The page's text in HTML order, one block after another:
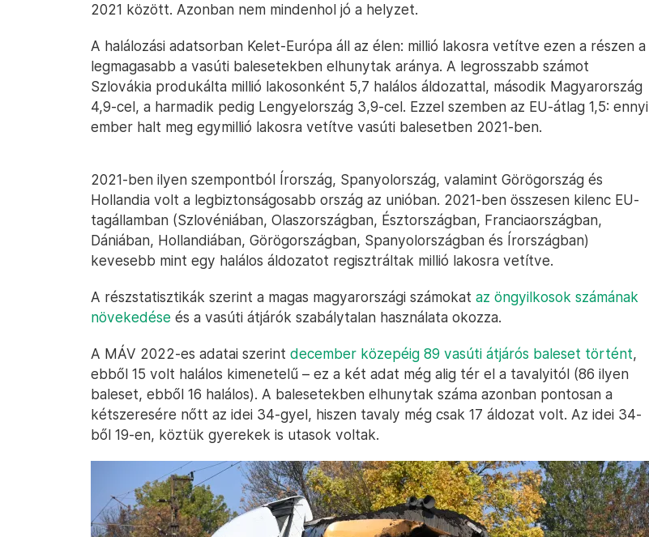
2021 között. Azonban nem mindenhol jó a helyzet.
A halálozási adatsorban Kelet-Európa áll az élen: millió lakosra vetítve ezen a részen a
legmagasabb a vasúti balesetekben elhunytak aránya. A legrosszabb számot
Szlovákia produkálta millió lakosonként 5,7 halálos áldozattal, második Magyarország
4,9-cel, a harmadik pedig Lengyelország 3,9-cel. Ezzel szemben az EU-átlag 1,5: ennyi
ember halt meg egymillió lakosra vetítve vasúti balesetben 2021-ben.
2021-ben ilyen szempontból Írország, Spanyolország, valamint Görögország és
Hollandia volt a legbiztonságosabb ország az unióban. 2021-ben összesen kilenc EU-
tagállamban (Szlovéniában, Olaszországban, Észtországban, Franciaországban,
Dániában, Hollandiában, Görögországban, Spanyolországban és Írországban)
kevesebb mint egy halálos áldozatot regisztráltak millió lakosra vetítve.
A részstatisztikák szerint a magas magyarországi számokat az öngyilkosok számának
növekedése és a vasúti átjárók szabálytalan használata okozza.
A MÁV 2022-es adatai szerint december közepéig 89 vasúti átjárós baleset történt,
ebből 15 volt halálos kimenetelű – ez a két adat még alig tér el a tavalyitól (86 ilyen
baleset, ebből 16 halálos). A balesetekben elhunytak száma azonban pontosan a
kétszeresére nőtt az idei 34-gyel, hiszen tavaly még csak 17 áldozat volt. Az idei 34-
ből 19-en, köztük gyerekek is utasok voltak.